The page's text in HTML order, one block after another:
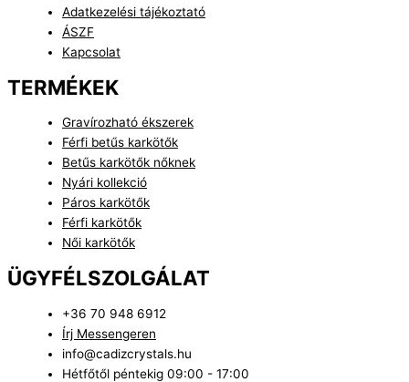
Adatkezelési tájékoztató
ÁSZF
Kapcsolat
TERMÉKEK
Gravírozható ékszerek
Férfi betűs karkötők
Betűs karkötők nőknek
Nyári kollekció
Páros karkötők
Férfi karkötők
Női karkötők
ÜGYFÉLSZOLGÁLAT
+36 70 948 6912
Írj Messengeren
info@cadizcrystals.hu
Hétfőtől péntekig 09:00 - 17:00